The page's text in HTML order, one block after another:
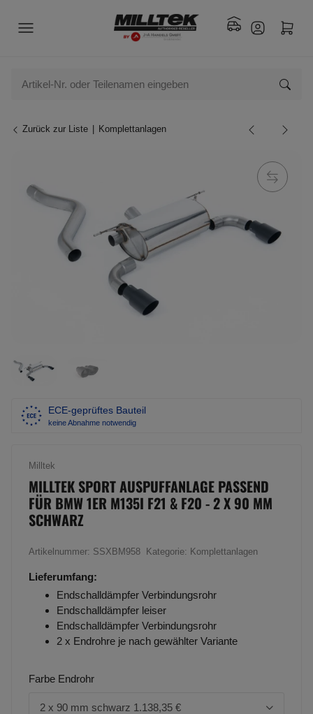
Zurück zur Liste Komplettanlagen
ECE-geprüftes Bauteil
keine Abnahme notwendig
Milltek
MILLTEK SPORT AUSPUFFANLAGE PASSEND
FÜR BMW 1ER M135I F21 & F20 - 2 X 90 MM
SCHWARZ
Artikelnummer: SSXBM958 Kategorie: Komplettanlagen
Lieferumfang:
Endschalldämpfer Verbindungsrohr
Endschalldämpfer leiser
Endschalldämpfer Verbindungsrohr
2 x Endrohre je nach gewählter Variante
Farbe Endrohr
2 x 90 mm schwarz 1.138,35 €